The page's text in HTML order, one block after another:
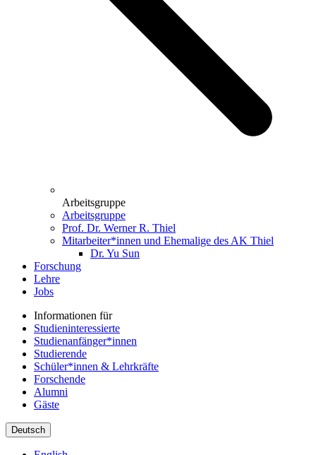
Arbeitsgruppe
Arbeitsgruppe
Prof. Dr. Werner R. Thiel
Mitarbeiter*innen und Ehemalige des AK Thiel
Dr. Yu Sun
Forschung
Lehre
Jobs
Informationen für
Studieninteressierte
Studienanfänger*innen
Studierende
Schüler*innen & Lehrkräfte
Forschende
Alumni
Gäste
Deutsch